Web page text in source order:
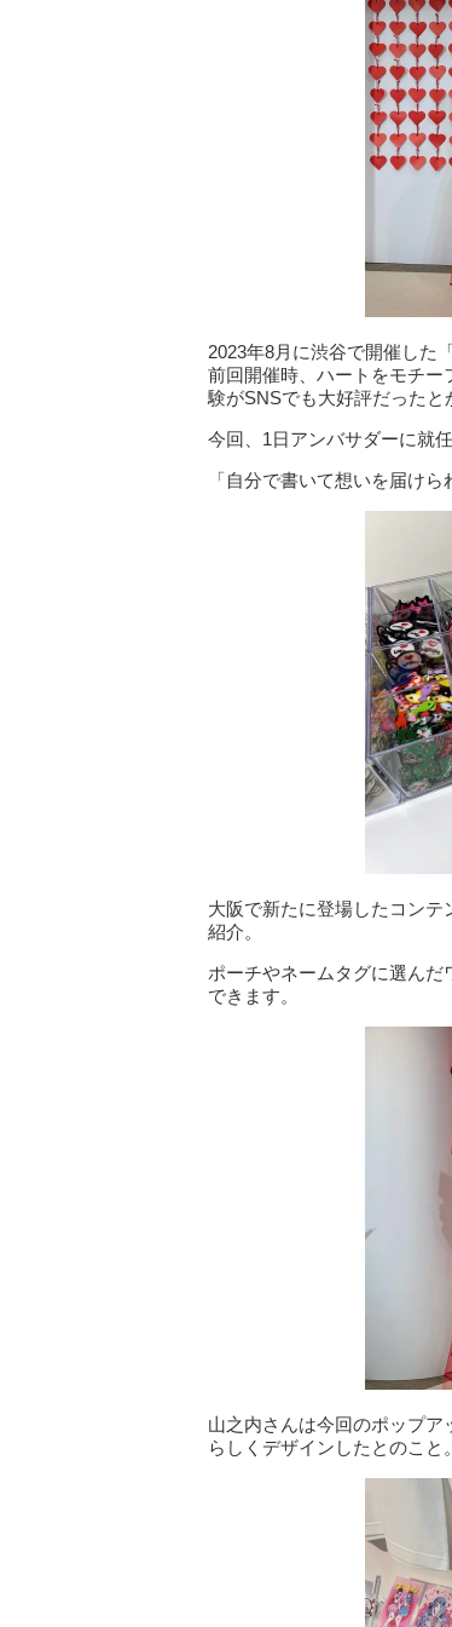
2023年8月に渋谷で開催した
前回開催時、ハートをモチー
験がSNSでも大好評だったと
今回、1日アンバサダーに就
「自分で書いて想いを届け
大阪で新たに登場したコン
紹介。
ポーチやネームタグに選ん
できます。
山之内さんは今回のポップ
らしくデザインしたとのこと。